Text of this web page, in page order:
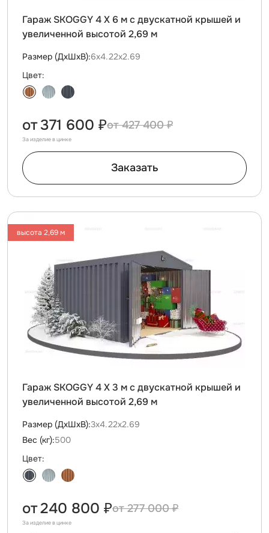
Гараж SKOGGY 4 Х 6 м с двускатной крышей и
увеличенной высотой 2,69 м
Размер (ДxШxВ):6х4.22х2.69
Цвет:
427 400 ₽
от371 600 ₽
За изделие в цинке
Заказать
высота 2,69 м
Гараж SKOGGY 4 Х 3 м с двускатной крышей и
увеличенной высотой 2,69 м
Размер (ДxШxВ):3х4.22х2.69
Вес (кг):500
Цвет:
277 000 ₽
от240 800 ₽
За изделие в цинке